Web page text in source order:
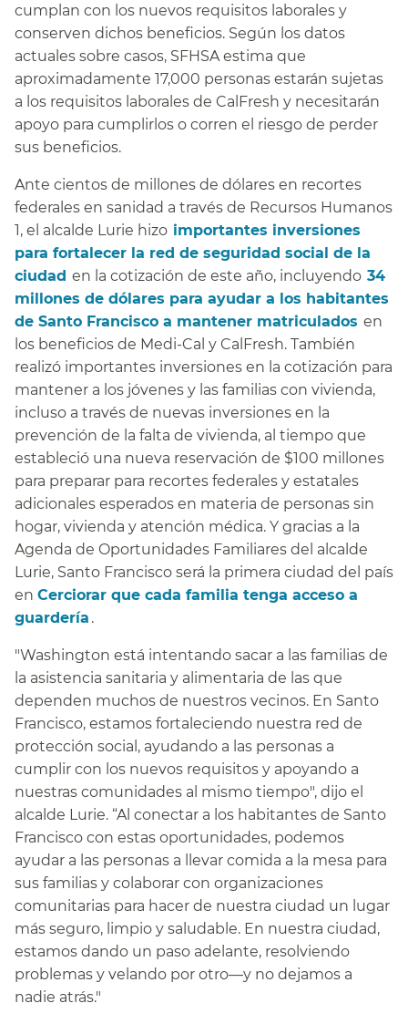
cumplan con los nuevos requisitos laborales y
conserven dichos beneficios. Según los datos
actuales sobre casos, SFHSA estima que
aproximadamente 17,000 personas estarán sujetas
a los requisitos laborales de CalFresh y necesitarán
apoyo para cumplirlos o corren el riesgo de perder
sus beneficios.​​
Ante cientos de millones de dólares en recortes
federales en sanidad a través de Recursos Humanos
1, el alcalde Lurie hizo​​ importantes inversiones
para fortalecer la red de seguridad social de la
ciudad​​ en la cotización de este año, incluyendo​​ 34
millones de dólares para ayudar a los habitantes
de Santo Francisco a mantener matriculados​​ en
los beneficios de Medi-Cal y CalFresh. También
realizó importantes inversiones en la cotización para
mantener a los jóvenes y las familias con vivienda,
incluso a través de nuevas inversiones en la
prevención de la falta de vivienda, al tiempo que
estableció una nueva reservación de $100 millones
para preparar para recortes federales y estatales
adicionales esperados en materia de personas sin
hogar, vivienda y atención médica. Y gracias a la
Agenda de Oportunidades Familiares del alcalde
Lurie, Santo Francisco será la primera ciudad del país
en ​​ Cerciorar que cada familia tenga acceso a
guardería​​ .
"Washington está intentando sacar a las familias de
la asistencia sanitaria y alimentaria de las que
dependen muchos de nuestros vecinos. En Santo
Francisco, estamos fortaleciendo nuestra red de
protección social, ayudando a las personas a
cumplir con los nuevos requisitos y apoyando a
nuestras comunidades al mismo tiempo", dijo el
alcalde Lurie. “Al conectar a los habitantes de Santo
Francisco con estas oportunidades, podemos
ayudar a las personas a llevar comida a la mesa para
sus familias y colaborar con organizaciones
comunitarias para hacer de nuestra ciudad un lugar
más seguro, limpio y saludable. En nuestra ciudad,
estamos dando un paso adelante, resolviendo
problemas y velando por otro—y no dejamos a
nadie atrás."​​